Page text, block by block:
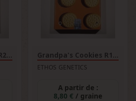
Grandpa's Cookies R2V1... Grandpa's Cookies R1 Féminisée
ETHOS GENETICS
A partir de :
8,80 € / graine